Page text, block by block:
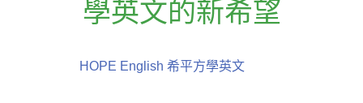
學英文的新希望
HOPE English 希平方學英文